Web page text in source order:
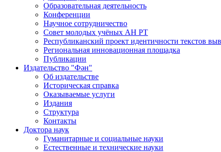
Образовательная деятельность
Конференции
Научное сотрудничество
Совет молодых учёных АН РТ
Республиканский проект идентичности текстов
Региональная инновационная площадка
Публикации
Издательство "Фән"
Об издательстве
Историческая справка
Оказываемые услуги
Издания
Структура
Контакты
Доктора наук
Гуманитарные и социальные науки
Естественные и технические науки